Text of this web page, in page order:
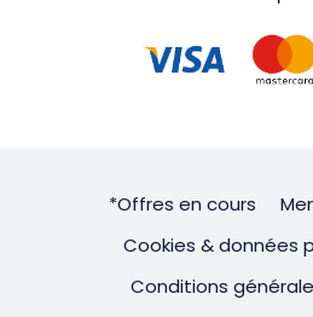
*Offres en cours
Cookies & données
Conditions